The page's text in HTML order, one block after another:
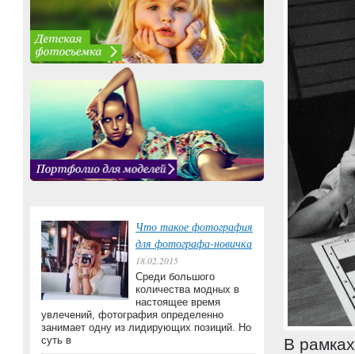
В
Что такое фотография
для фотографа-новичка
18.02.2015
Среди большого
количества модных в
настоящее время
увлечений, фотография определенно
занимает одну из лидирующих позиций. Но
суть в